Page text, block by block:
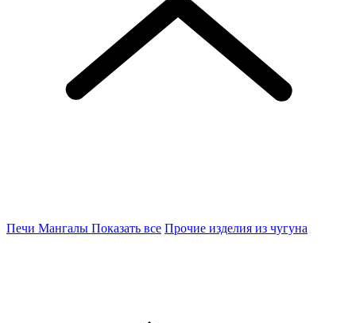
Печи Мангалы Показать все Прочие изделия из чугуна